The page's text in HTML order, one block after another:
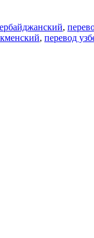
,
, перевод